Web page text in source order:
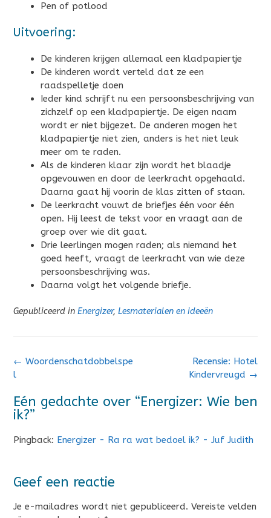
Pen of potlood
Uitvoering:
De kinderen krijgen allemaal een kladpapiertje
De kinderen wordt verteld dat ze een
raadspelletje doen
Ieder kind schrijft nu een persoonsbeschrijving van
zichzelf op een kladpapiertje. De eigen naam
wordt er niet bijgezet. De anderen mogen het
kladpapiertje niet zien, anders is het niet leuk
meer om te raden.
Als de kinderen klaar zijn wordt het blaadje
opgevouwen en door de leerkracht opgehaald.
Daarna gaat hij voorin de klas zitten of staan.
De leerkracht vouwt de briefjes één voor één
open. Hij leest de tekst voor en vraagt aan de
groep over wie dit gaat.
Drie leerlingen mogen raden; als niemand het
goed heeft, vraagt de leerkracht van wie deze
persoonsbeschrijving was.
Daarna volgt het volgende briefje.
Gepubliceerd in Energizer, Lesmaterialen en ideeën
Bericht
navigatie
Recensie: Hotel
Kindervreugd →
← Woordenschatdobbelspe
l
Eén gedachte over “Energizer: Wie ben
ik?”
Pingback: Energizer - Ra ra wat bedoel ik? - Juf Judith
Geef een reactie
Je e-mailadres wordt niet gepubliceerd. Vereiste velden